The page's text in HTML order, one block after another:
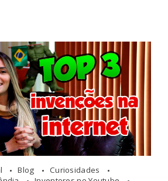
Blog
Curiosidades